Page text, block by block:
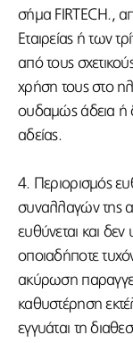
σήμα FIRTECH.,
Εταιρείας ή των
από τους
χρήση τους στο
ουδαμώς άδεια ή
αδείας.
4. Περιορισμός
συναλλαγών της
ευθύνεται και
οποιαδήποτε
ακύρωση
καθυστέρηση
εγγυάται τη